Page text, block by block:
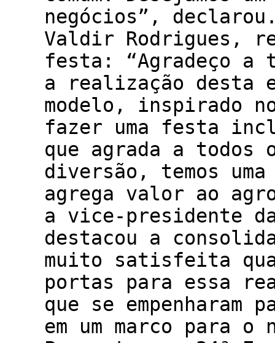
negócios”,
Valdir Rodrigues,
festa: “Agradeço a
a realização desta
modelo, inspirado
fazer uma festa
que agrada a todos
diversão, temos
agrega valor ao
a vice-presidente
destacou a
muito satisfeita
portas para essa
que se empenharam
em um marco para